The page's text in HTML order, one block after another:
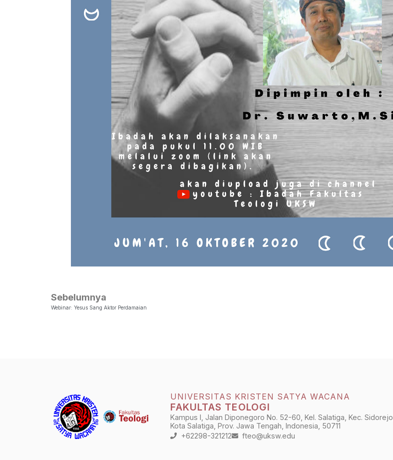
Sebelumnya
Webinar: Yesus Sang Aktor Perdamaian
UNIVERSITAS KRISTEN SATYA WACANA
FAKULTAS TEOLOGI
Kampus I, Jalan Diponegoro No. 52-60, Kel. Salatiga, Kec. Sidorejo,
Kota Salatiga, Prov. Jawa Tengah, Indonesia, 50711
+62298-321212
fteo@uksw.edu